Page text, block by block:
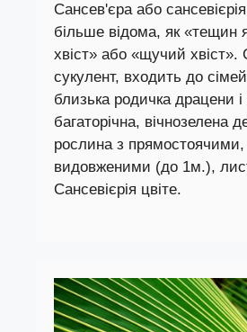
Сансев'єра або
більше відома, як «тещин
хвіст» або «щучий хвіст».
сукулент, входить до
близька родичка драцени
багаторічна, вічнозелена
рослина з
видовженими (до 1м.),
Сансевієрія цвіте.